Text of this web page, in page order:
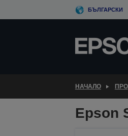
to
БЪЛГАРСКИ
НАЧАЛО
Epson